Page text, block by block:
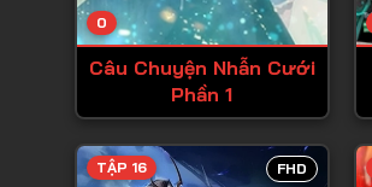
0
Câu Chuyện Nhẫn Cưới
Phần 1
FHD
TẬP 16